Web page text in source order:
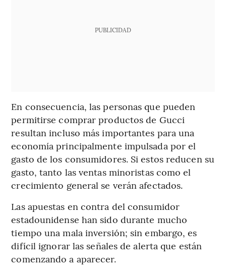
PUBLICIDAD
En consecuencia, las personas que pueden
permitirse comprar productos de Gucci
resultan incluso más importantes para una
economía principalmente impulsada por el
gasto de los consumidores. Si estos reducen su
gasto, tanto las ventas minoristas como el
crecimiento general se verán afectados.
Las apuestas en contra del consumidor
estadounidense han sido durante mucho
tiempo una mala inversión; sin embargo, es
difícil ignorar las señales de alerta que están
comenzando a aparecer.